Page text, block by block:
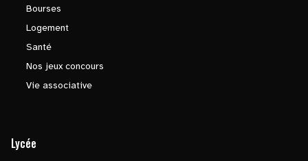
Bourses
Logement
Santé
Nos jeux concours
Vie associative
Lycée